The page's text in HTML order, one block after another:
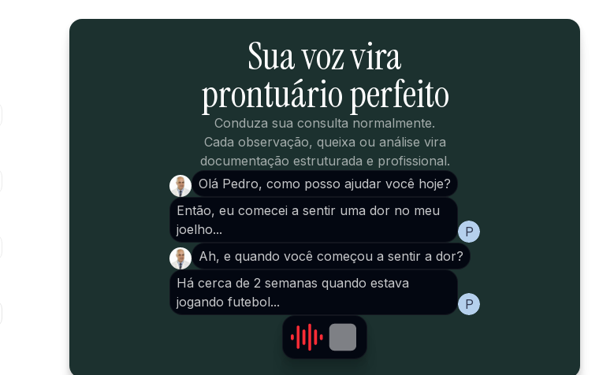
Sua voz vira
prontuário perfeito
Conduza sua consulta normalmente.
Cada observação, queixa ou análise vira
documentação estruturada e profissional.
Olá Pedro, como posso ajudar você hoje?
P
Então, eu comecei a sentir uma dor no meu
joelho...
Ah, e quando você começou a sentir a dor?
P
Há cerca de 2 semanas quando estava
jogando futebol...